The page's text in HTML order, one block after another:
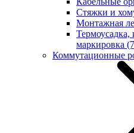
Стяжки и
Монтажная
маркировка
Коммутационные